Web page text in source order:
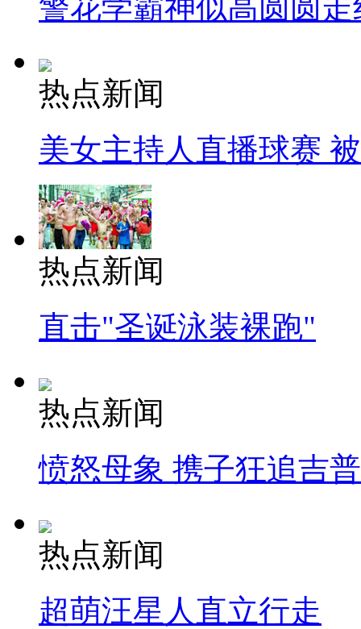
警花学霸神似高圆圆走
热点新闻
美女主持人直播球赛
热点新闻
直击"圣诞泳装裸跑"
热点新闻
愤怒母象 携子狂追吉
热点新闻
超萌汪星人直立行走